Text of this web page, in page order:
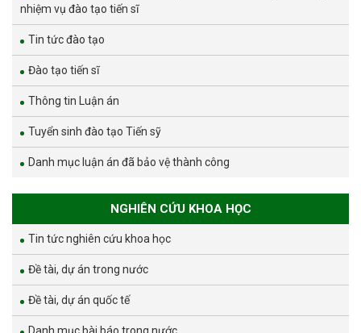
nhiệm vụ đào tạo tiến sĩ
Tin tức đào tạo
Đào tạo tiến sĩ
Thông tin Luận án
Tuyển sinh đào tạo Tiến sỹ
Danh mục luận án đã bảo vệ thành công
NGHIÊN CỨU KHOA HỌC
Tin tức nghiên cứu khoa học
Đề tài, dự án trong nước
Đề tài, dự án quốc tế